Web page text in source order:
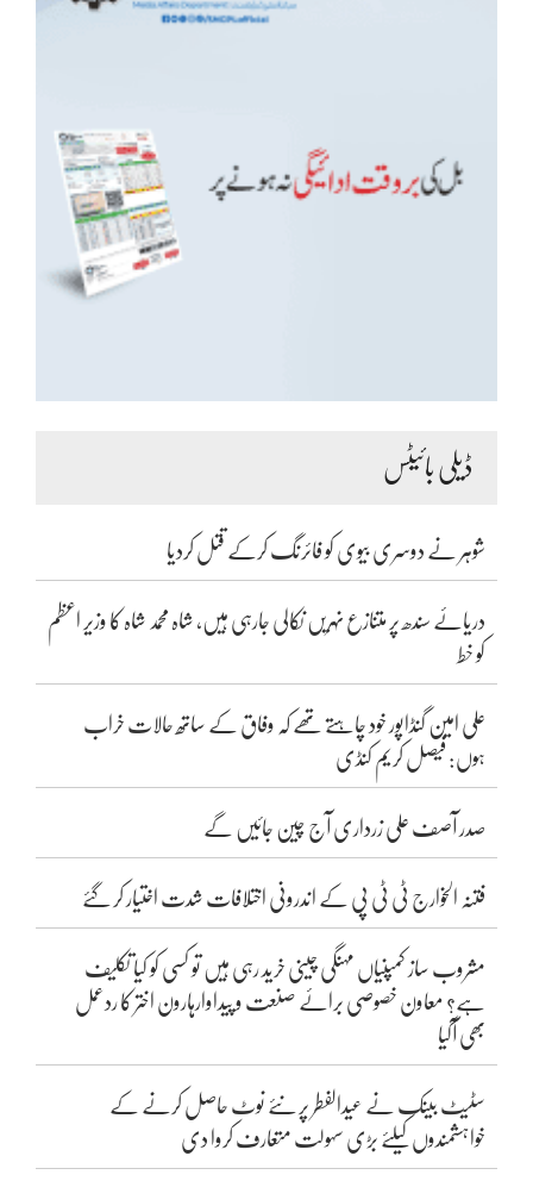
ڈیلی بائیٹس
شوہر نے دوسری بیوی کو فائرنگ کرکے قتل کردیا
دریائے سندھ پر متنازع نہریں نکالی جارہی ہیں، شاہ محمد شاہ کا وزیر اعظم
کو خط
علی امین گنڈاپور خود چاہتے تھے کہ وفاق کے ساتھ حالات خراب
ہوں: فیصل کریم کنڈی
صدر آصف علی زرداری آج چین جائیں گے
فتنہ الخوارج ٹی ٹی پی کے اندرونی اختلافات شدت اختیار کر گئے
مشروب ساز کمپنیاں مہنگی چینی خرید رہی ہیں تو کسی کو کیا تکلیف
ہے؟ معاون خصوصی برائے صنعت و پیداوارہارون اختر کا ردعمل
بھی آگیا
سٹیٹ بینک نے عیدالفطر پر نئے نوٹ حاصل کرنے کے
خواہشمندوں کیلئے بڑی سہولت متعارف کروا دی